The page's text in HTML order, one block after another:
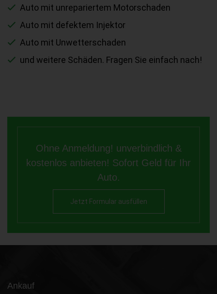
Auto mit unrepariertem Motorschaden
Auto mit defektem Injektor
Auto mit Unwetterschaden
und weitere Schäden. Fragen Sie einfach nach!
Ohne Anmeldung! unverbindlich &
kostenlos anbieten! Sofort Geld für Ihr
Auto.
Jetzt Formular ausfüllen
Ankauf